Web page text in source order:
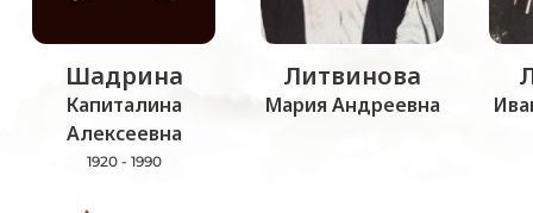
Шадрина
Капиталина
Алексеевна
1920 - 1990
Литвинова
Мария Андреевна